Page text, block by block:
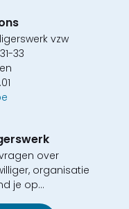
vzw
33
over
organisatie
je op...